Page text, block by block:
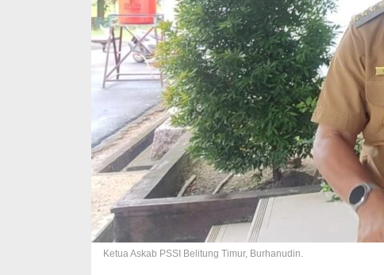
Ketua Askab PSSI Belitung Timur, Burhanudin.